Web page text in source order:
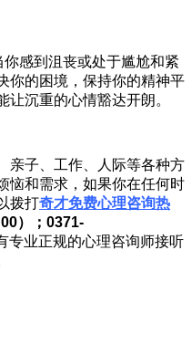
感到沮丧或处于尴尬和紧
你的困境，保持你的精神平
沉重的心情豁达开朗。
子、工作、人际等各种方
恼和需求，如果你在任何时
拨打奇才免费心理咨询热
00） ； 0371-
专业正规的心理咨询师接听